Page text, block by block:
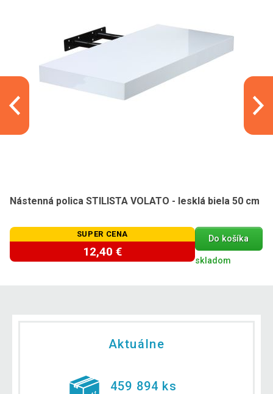
Nástenná polica STILISTA VOLATO - lesklá biela 50 cm
SUPER CENA
12,40 €
Do košíka
skladom
Aktuálne
459 894 ks